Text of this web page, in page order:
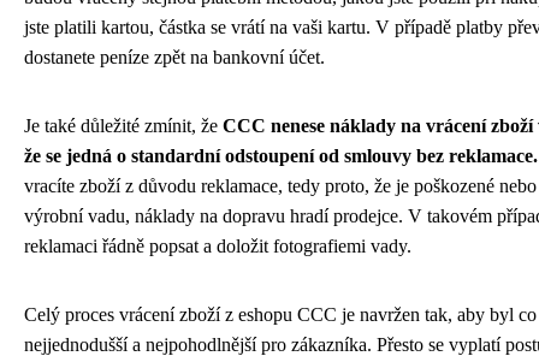
jste platili kartou, částka se vrátí na vaši kartu. V případě platby
dostanete peníze zpět na bankovní účet.
Je také důležité zmínit, že CCC nenese náklady na vrácení
že se jedná o standardní odstoupení od smlouvy bez reklamace.
vracíte zboží z důvodu reklamace, tedy proto, že je poškozené
výrobní vadu, náklady na dopravu hradí prodejce. V takovém
reklamaci řádně popsat a doložit fotografiemi vady.
Celý proces vrácení zboží z eshopu CCC je navržen tak, aby byl co
nejjednodušší a nejpohodlnější pro zákazníka. Přesto se vyplatí